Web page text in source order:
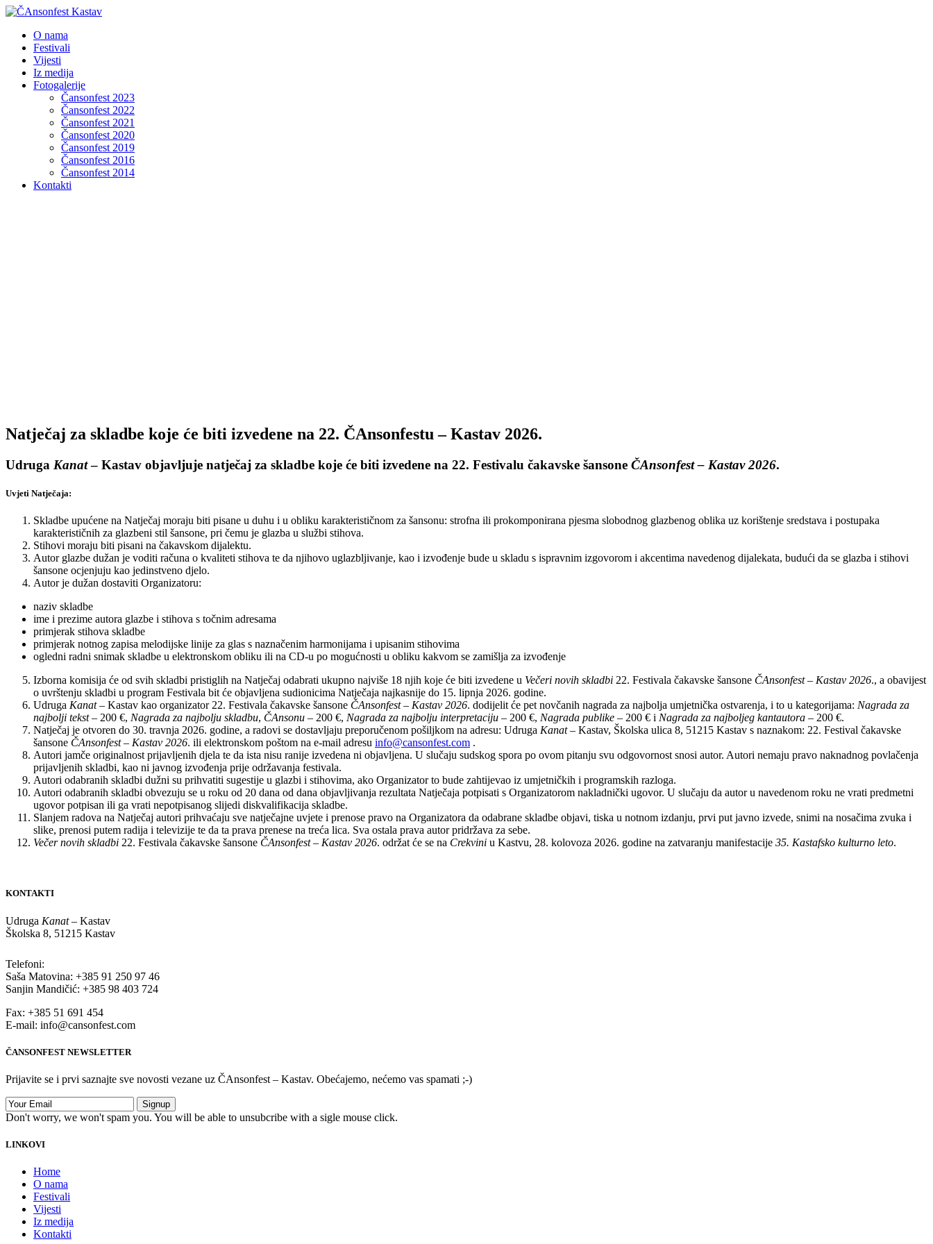
O nama
Festivali
Vijesti
Iz medija
Fotogalerije
Čansonfest 2023
Čansonfest 2022
Čansonfest 2021
Čansonfest 2020
Čansonfest 2019
Čansonfest 2016
Čansonfest 2014
Kontakti
Natječaj za skladbe koje će biti izvedene na 22. ČAnsonfestu – Kastav 2026.
Udruga Kanat– Kastav objavljuje natječaj za skladbe koje će biti izvedene na 22. Festivalu čakavske šansone ČAnsonfest – Kastav 2026.
Uvjeti Natječaja:
Skladbe upućene na Natječaj moraju biti pisane u duhu i u obliku karakterističnom za šansonu: strofna ili prokomponirana pjesma slobodnog glazbenog oblika uz korištenje sredstava i postupaka
karakterističnih za glazbeni stil šansone, pri čemu je glazba u službi stihova.
Stihovi moraju biti pisani na čakavskom dijalektu.
Autor glazbe dužan je voditi računa o kvaliteti stihova te da njihovo uglazbljivanje, kao i izvođenje bude u skladu s ispravnim izgovorom i akcentima navedenog dijalekata, budući da se glazba i stihovi
šansone ocjenjuju kao jedinstveno djelo.
Autor je dužan dostaviti Organizatoru:
naziv skladbe
ime i prezime autora glazbe i stihova s točnim adresama
primjerak stihova skladbe
primjerak notnog zapisa melodijske linije za glas s naznačenim harmonijama i upisanim stihovima
ogledni radni snimak skladbe u elektronskom obliku ili na CD-u po mogućnosti u obliku kakvom se zamišlja za izvođenje
Izborna komisija će od svih skladbi pristiglih na Natječaj odabrati ukupno najviše 18 njih koje će biti izvedene u Večeri novih skladbi 22. Festivala čakavske šansone ČAnsonfest – Kastav 2026., a obavijest
o uvrštenju skladbi u program Festivala bit će objavljena sudionicima Natječaja najkasnije do 15. lipnja 2026. godine.
Udruga Kanat– Kastav kao organizator 22. Festivala čakavske šansone ČAnsonfest – Kastav 2026. dodijelit će pet novčanih nagrada za najbolja umjetnička ostvarenja, i to u kategorijama: Nagrada za
najbolji tekst– 200 €, Nagrada za najbolju skladbu, ČAnsonu – 200 €, Nagrada za najbolju interpretaciju – 200 €, Nagrada publike – 200 € i Nagrada za najboljeg kantautora – 200 €.
Natječaj je otvoren do 30. travnja 2026. godine, a radovi se dostavljaju preporučenom pošiljkom na adresu: Udruga Kanat– Kastav, Školska ulica 8, 51215 Kastav s naznakom: 22. Festival čakavske
šansone ČAnsonfest – Kastav 2026. ili elektronskom poštom na e-mail adresu info@cansonfest.com .
Autori jamče originalnost prijavljenih djela te da ista nisu ranije izvedena ni objavljena. U slučaju sudskog spora po ovom pitanju svu odgovornost snosi autor. Autori nemaju pravo naknadnog povlačenja
prijavljenih skladbi, kao ni javnog izvođenja prije održavanja festivala.
Autori odabranih skladbi dužni su prihvatiti sugestije u glazbi i stihovima, ako Organizator to bude zahtijevao iz umjetničkih i programskih razloga.
Autori odabranih skladbi obvezuju se u roku od 20 dana od dana objavljivanja rezultata Natječaja potpisati s Organizatorom nakladnički ugovor. U slučaju da autor u navedenom roku ne vrati predmetni
ugovor potpisan ili ga vrati nepotpisanog slijedi diskvalifikacija skladbe.
Slanjem radova na Natječaj autori prihvaćaju sve natječajne uvjete i prenose pravo na Organizatora da odabrane skladbe objavi, tiska u notnom izdanju, prvi put javno izvede, snimi na nosačima zvuka i
slike, prenosi putem radija i televizije te da ta prava prenese na treća lica. Sva ostala prava autor pridržava za sebe.
Večer novih skladbi 22. Festivala čakavske šansone ČAnsonfest – Kastav 2026. održat će se na Crekvini u Kastvu, 28. kolovoza 2026. godine na zatvaranju manifestacije 35. Kastafsko kulturno leto.
KONTAKTI
Udruga Kanat– Kastav
Školska 8, 51215 Kastav
Telefoni:
Saša Matovina: +385 91 250 97 46
Sanjin Mandičić: +385 98 403 724
Fax: +385 51 691 454
E-mail: info@cansonfest.com
ČANSONFEST NEWSLETTER
Prijavite se i prvi saznajte sve novosti vezane uz ČAnsonfest – Kastav. Obećajemo, nećemo vas spamati ;-)
Don't worry, we won't spam you. You will be able to unsubcribe with a sigle mouse click.
LINKOVI
Home
O nama
Festivali
Vijesti
Iz medija
Kontakti